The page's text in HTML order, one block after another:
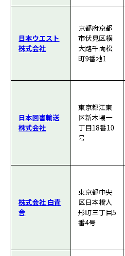
日本ウエスト
株式会社
京都府京都
市伏見区横
大路千両松
町9番地1
日本図書輸送
株式会社
東京都江東
区新木場一
丁目18番10
号
株式会社 白青
舎
東京都中央
区日本橋人
形町三丁目5
番4号